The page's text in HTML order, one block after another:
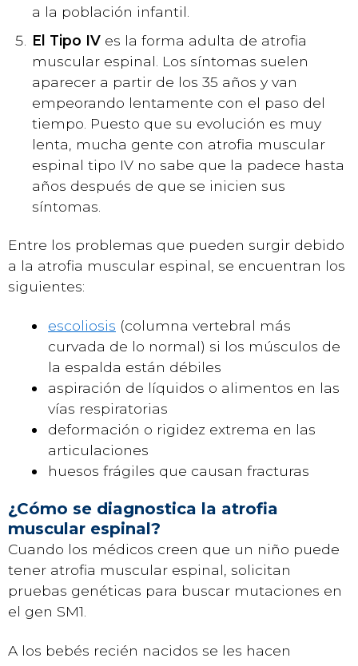
a la población infantil.
El Tipo IV es la forma adulta de atrofia
muscular espinal. Los síntomas suelen
aparecer a partir de los 35 años y van
empeorando lentamente con el paso del
tiempo. Puesto que su evolución es muy
lenta, mucha gente con atrofia muscular
espinal tipo IV no sabe que la padece hasta
años después de que se inicien sus
síntomas.
Entre los problemas que pueden surgir debido
a la atrofia muscular espinal, se encuentran los
siguientes:
escoliosis (columna vertebral más
curvada de lo normal) si los músculos de
la espalda están débiles
aspiración de líquidos o alimentos en las
vías respiratorias
deformación o rigidez extrema en las
articulaciones
huesos frágiles que causan fracturas
¿Cómo se diagnostica la atrofia
muscular espinal?
Cuando los médicos creen que un niño puede
tener atrofia muscular espinal, solicitan
pruebas genéticas para buscar mutaciones en
el gen SM1.
A los bebés recién nacidos se les hacen